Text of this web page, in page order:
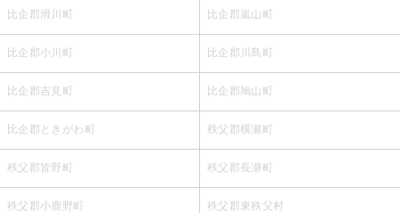
比企郡滑川町 比企郡嵐山町
比企郡小川町 比企郡川島町
比企郡吉見町 比企郡鳩山町
比企郡ときがわ町 秩父郡横瀬町
秩父郡皆野町 秩父郡長瀞町
秩父郡小鹿野町 秩父郡東秩父村